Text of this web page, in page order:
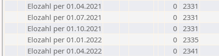
Elozahl per 01.04.2021
0 2331
Elozahl per 01.07.2021
0 2331
Elozahl per 01.10.2021
0 2331
Elozahl per 01.01.2022
0 2335
Elozahl per 01.04.2022
0 2341